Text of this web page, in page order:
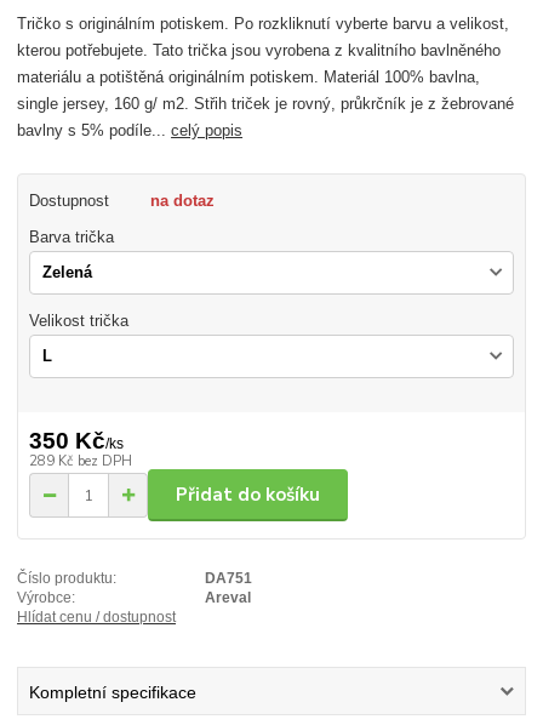
Tričko s originálním potiskem. Po rozkliknutí vyberte barvu a velikost,
kterou potřebujete. Tato trička jsou vyrobena z kvalitního bavlněného
materiálu a potištěná originálním potiskem. Materiál 100% bavlna,
single jersey, 160 g/ m2. Střih triček je rovný, průkrčník je z žebrované
bavlny s 5% podíle...celý popis
Dostupnost na dotaz
Barva trička
Velikost trička
350 Kč/ks
289 Kč bez DPH
Přidat do košíku
Číslo produktu:
DA751
Výrobce:
Areval
Hlídat cenu / dostupnost
Kompletní specifikace